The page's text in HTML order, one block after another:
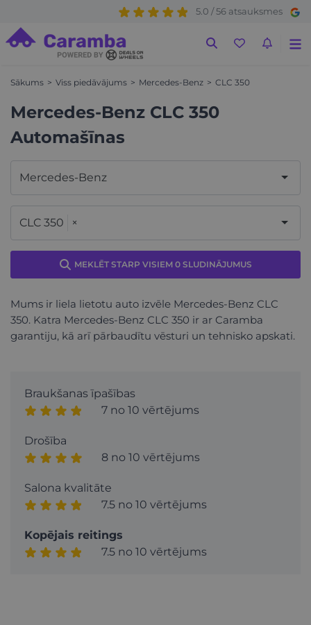
5.0 / 56 atsauksmes
Sākums Viss piedāvājums Mercedes-Benz CLC 350
Mercedes-Benz CLC 350
Automašīnas
Mercedes-Benz
CLC 350 ×
MEKLĒT STARP VISIEM 0 SLUDINĀJUMUS
Mums ir liela lietotu auto izvēle Mercedes-Benz CLC
350. Katra Mercedes-Benz CLC 350 ir ar Caramba
garantiju, kā arī pārbaudītu vēsturi un tehnisko apskati.
Braukšanas īpašības
7 no 10 vērtējums
Drošība
8 no 10 vērtējums
Salona kvalitāte
7.5 no 10 vērtējums
Kopējais reitings
7.5 no 10 vērtējums